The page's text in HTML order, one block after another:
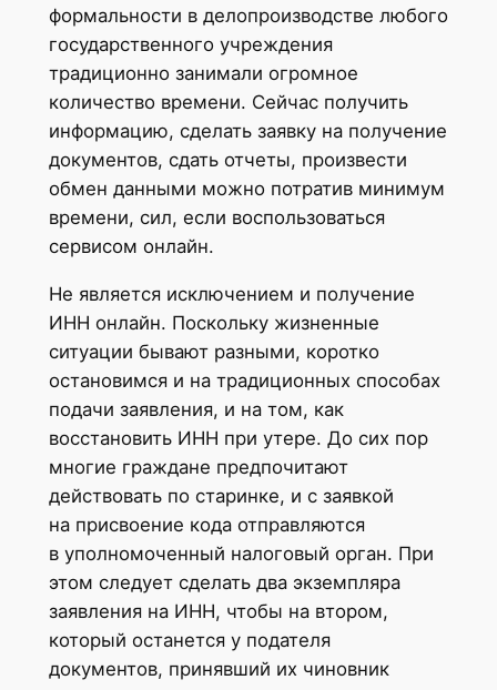
формальности в делопроизводстве любого
государственного учреждения
традиционно занимали огромное
количество времени. Сейчас получить
информацию, сделать заявку на получение
документов, сдать отчеты, произвести
обмен данными можно потратив минимум
времени, сил, если воспользоваться
сервисом онлайн.
Не является исключением и получение
ИНН онлайн. Поскольку жизненные
ситуации бывают разными, коротко
остановимся и на традиционных способах
подачи заявления, и на том, как
восстановить ИНН при утере. До сих пор
многие граждане предпочитают
действовать по старинке, и с заявкой
на присвоение кода отправляются
в уполномоченный налоговый орган. При
этом следует сделать два экземпляра
заявления на ИНН, чтобы на втором,
который останется у подателя
документов, принявший их чиновник